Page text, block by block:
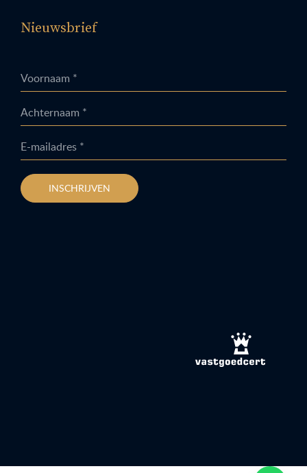
Nieuwsbrief
Voornaam *
Achternaam *
E-mailadres *
INSCHRIJVEN